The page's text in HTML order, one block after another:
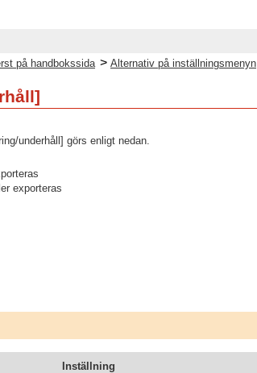
på handbokssida > Alternativ på inställningsmenyn
underhåll] görs enligt nedan.
exporteras
Inställning